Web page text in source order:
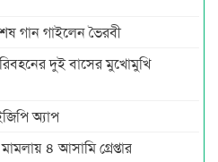
গান গাইলেন ভৈরবী
দুই বাসের মুখোমুখি
অ্যাপ
৪ আসামি গ্রেপ্তার